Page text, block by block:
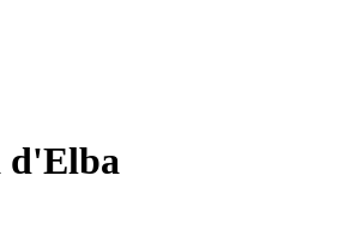
d'Elba